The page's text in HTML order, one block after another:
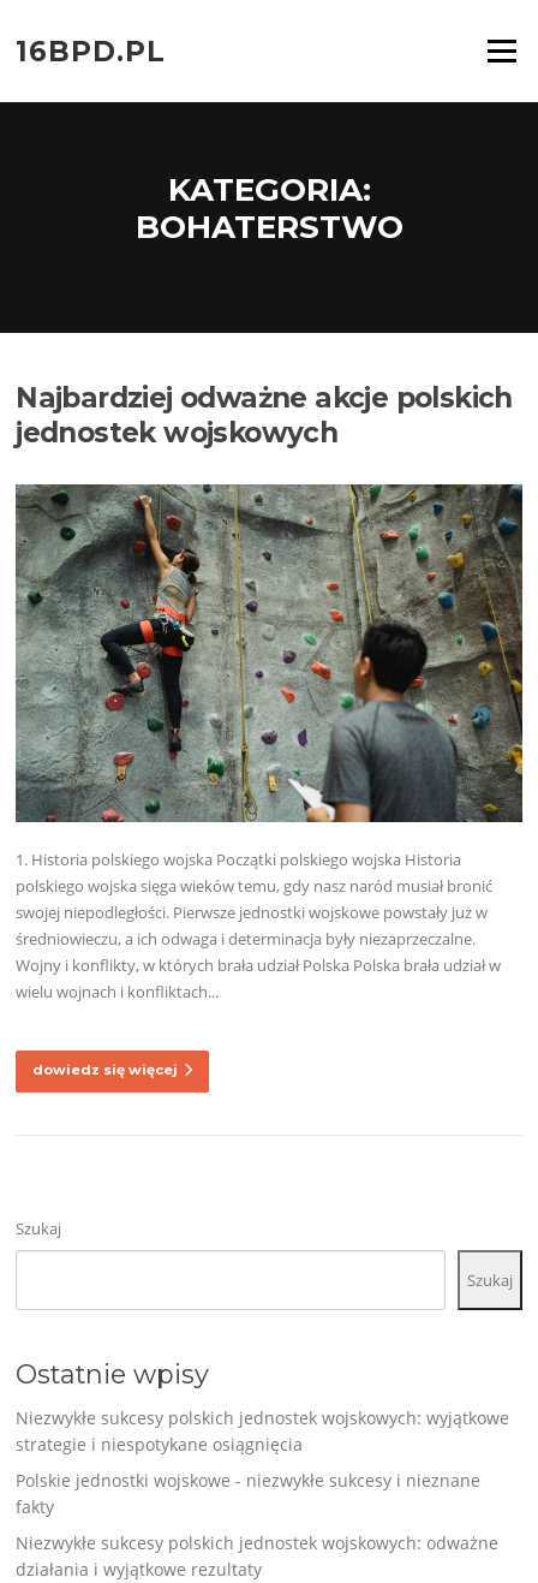
do
treści16BPD.PL Menu
KATEGORIA:
BOHATERSTWO
Najbardziej odważne akcje polskich
jednostek wojskowych
1. Historia polskiego wojska Początki polskiego wojska Historia
polskiego wojska sięga wieków temu, gdy nasz naród musiał bronić
swojej niepodległości. Pierwsze jednostki wojskowe powstały już w
średniowieczu, a ich odwaga i determinacja były niezaprzeczalne.
Wojny i konflikty, w których brała udział Polska Polska brała udział w
wielu wojnach i konfliktach...
dowiedz się więcej
Szukaj
Szukaj
Ostatnie wpisy
Niezwykłe sukcesy polskich jednostek wojskowych: wyjątkowe
strategie i niespotykane osiągnięcia
Polskie jednostki wojskowe - niezwykłe sukcesy i nieznane
fakty
Niezwykłe sukcesy polskich jednostek wojskowych: odważne
działania i wyjątkowe rezultaty